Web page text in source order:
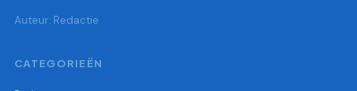
Auteur: Redactie
CATEGORIEËN